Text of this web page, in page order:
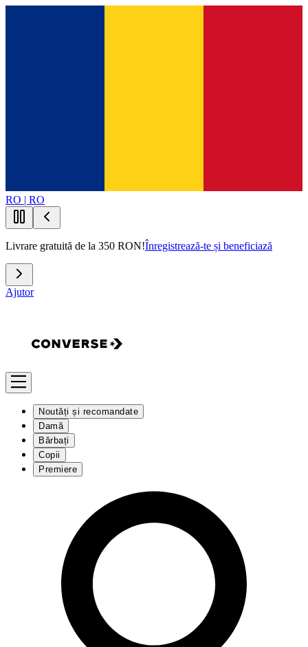
RO | RO
Livrare gratuită de la 350 RON!Înregistrează-te și beneficiază
Ajutor
Noutăți și recomandate
Damă
Bărbați
Copii
Premiere